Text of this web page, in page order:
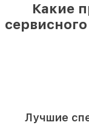
Какие
Лучшие